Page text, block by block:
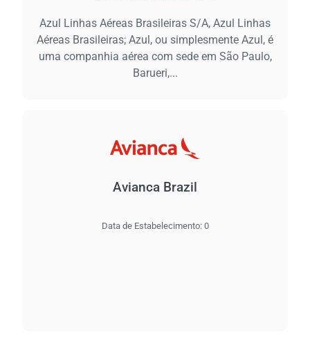
Azul Linhas Aéreas Brasileiras S/A, Azul Linhas
Aéreas Brasileiras; Azul, ou simplesmente Azul, é
uma companhia aérea com sede em São Paulo,
Barueri,...
Avianca Brazil
Data de Estabelecimento: 0